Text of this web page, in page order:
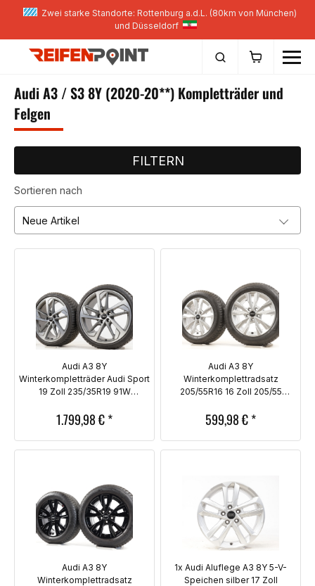
Zwei starke Standorte: Rottenburg a.d.L. (80km von München)
und Düsseldorf
Audi A3 / S3 8Y (2020-20**) Kompletträder und
Felgen
FILTERN
Sortieren nach
Neue Artikel
Audi A3 8Y
Winterkompletträder Audi Sport
19 Zoll 235/35R19 91W
1.799,98€*
Audi A3 8Y
Winterkomplettradsatz
205/55R16 16 Zoll 205/55
599,98€*
Audi A3 8Y
Winterkomplettradsatz
1x Audi Aluflege A3 8Y 5-V-
Speichen silber 17 Zoll